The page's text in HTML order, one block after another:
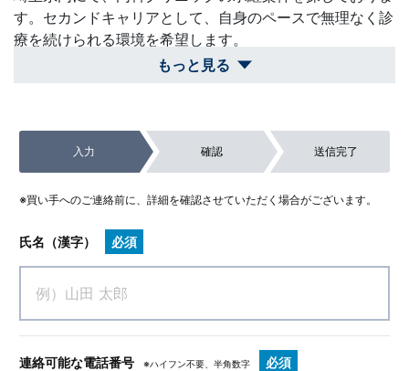
す。セカンドキャリアとして、自身のペースで無理なく診
療を続けられる環境を希望します。
もっと見る
やご引退のスケジュールに合わせて、急がずじっくりと丁
寧な承継の準備を進めることが可能です。
過酷な夜間対応が頻発するなど自身のペースで働けない案
件や、埼玉県外で通勤が極めて困難な案件。
入力 確認 送信完了
※買い手へのご連絡前に、詳細を確認させていただく場合がございます。
氏名（漢字） 必須
連絡可能な電話番号 ※ハイフン不要、半角数字 必須